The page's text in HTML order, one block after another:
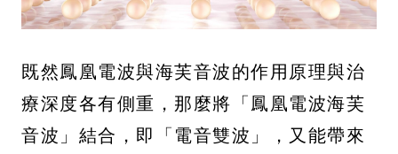
既然鳳凰電波與海芙音波的作用原理與治
療深度各有側重，那麼將「鳳凰電波海芙
音波」結合，即「電音雙波」，又能帶來